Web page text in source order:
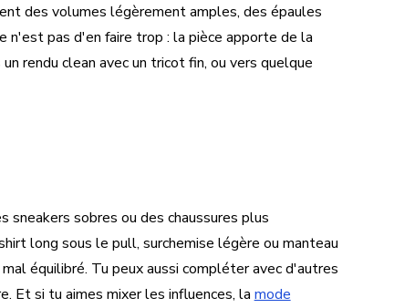
des volumes légèrement amples, des épaules
pas d'en faire trop : la pièce apporte de la
rendu clean avec un tricot fin, ou vers quelque
sneakers sobres ou des chaussures plus
long sous le pull, surchemise légère ou manteau
équilibré. Tu peux aussi compléter avec d'autres
Et si tu aimes mixer les influences, la mode